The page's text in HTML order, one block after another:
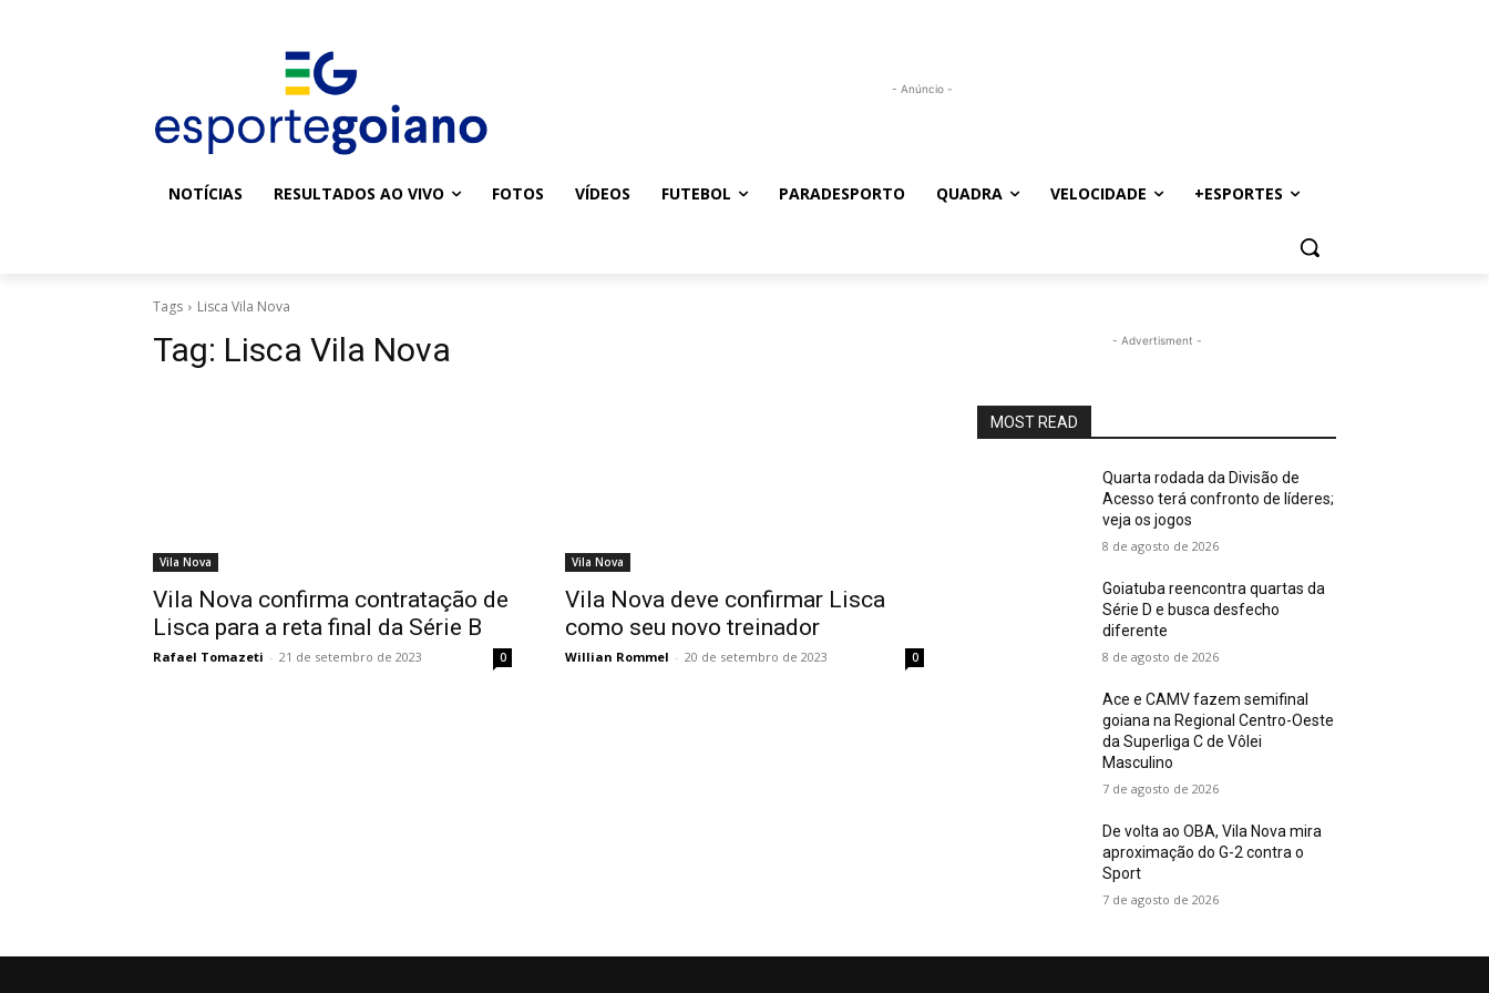
- Anúncio -
NOTÍCIAS RESULTADOS AO VIVO FOTOS VÍDEOS FUTEBOL PARADESPORTO QUADRA VELOCIDADE +ESPORTES
Tags Lisca Vila Nova
Tag: Lisca Vila Nova
Vila Nova
Vila Nova confirma contratação de
Lisca para a reta final da Série B
Rafael Tomazeti - 21 de setembro de 2023 0
Vila Nova
Vila Nova deve confirmar Lisca
como seu novo treinador
Willian Rommel - 20 de setembro de 2023 0
- Advertisment -
MOST READ
Quarta rodada da Divisão de
Acesso terá confronto de líderes;
veja os jogos
8 de agosto de 2026
Goiatuba reencontra quartas da
Série D e busca desfecho
diferente
8 de agosto de 2026
Ace e CAMV fazem semifinal
goiana na Regional Centro-Oeste
da Superliga C de Vôlei
Masculino
7 de agosto de 2026
De volta ao OBA, Vila Nova mira
aproximação do G-2 contra o
Sport
7 de agosto de 2026